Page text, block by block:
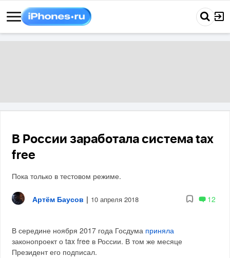
В России заработала система tax
free
Пока только в тестовом режиме.
Артём Баусов | 10 апреля 2018 12
В середине ноября 2017 года Госдума приняла
законопроект о tax free в России. В том же месяце
Президент его подписал.